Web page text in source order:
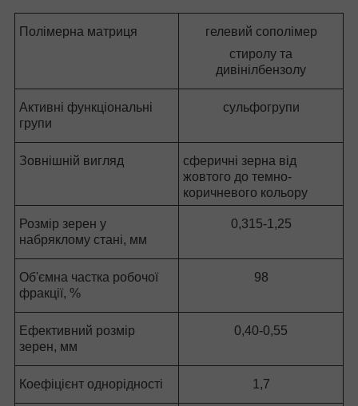
Полімерна матриця
гелевий сополімер
стиролу та
дивінілбензолу
Активні функціональні
групи
сульфогрупи
Зовнішній вигляд
сферичні зерна від
жовтого до темно-
коричневого кольору
Розмір зерен у
набряклому стані, мм
0,315-1,25
Об'ємна частка робочої
фракції, %
98
Ефективний розмір
зерен, мм
0,40-0,55
Коефіцієнт однорідності 1,7